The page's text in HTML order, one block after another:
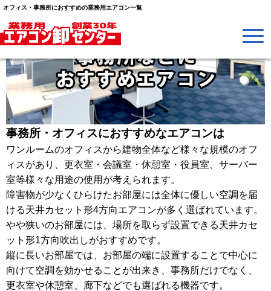
オフィス・事務所におすすめの業務用エアコン一覧
事務所・オフィスにおすすめなエアコンは
ワンルームのオフィスから建物全体など様々な規模のオフ
ィスがあり、更衣室・会議室・休憩室・役員室、サーバー
室等様々な用途の使用が考えられます。
障害物が少なくひらけたお部屋には全体に優しい空調を届
ける天井カセット形4方向エアコンが多く選ばれています。
やや狭いのお部屋には、場所を取らず設置できる天井カセ
ット形1方向吹出しがおすすめです。
縦に長いお部屋では、お部屋の端に設置することで中心に
向けて空調を効かせることが出来き、事務所だけでなく、
更衣室や休憩室、廊下などでも選ばれる機器です。